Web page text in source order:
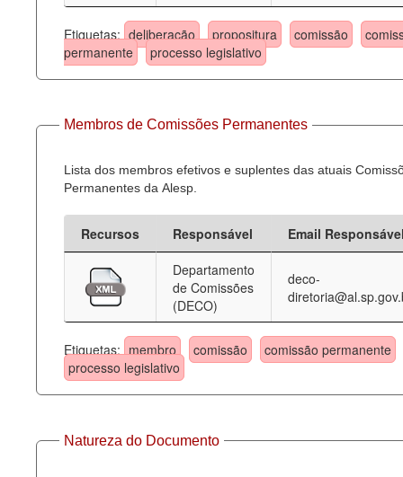
Etiquetas: deliberação propositura comissão
permanente
processo legislativo
Membros de Comissões Permanentes
Lista dos membros efetivos e suplentes das atuais
Permanentes da Alesp.
Recursos Responsável
Email
Departamento
de Comissões
(DECO)
deco-
Etiquetas: membro comissão
comissão permanente
processo legislativo
Natureza do Documento